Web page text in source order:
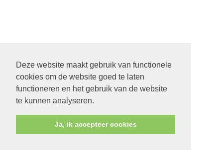
Deze website maakt gebruik van functionele
cookies om de website goed te laten
functioneren en het gebruik van de website
te kunnen analyseren.
Ja, ik accepteer cookies